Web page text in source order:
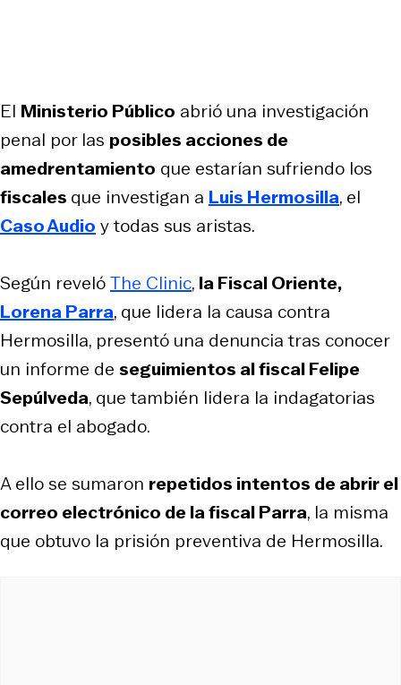
El Ministerio Público abrió una investigación
penal por las posibles acciones de
amedrentamiento que estarían sufriendo los
fiscales que investigan a Luis Hermosilla, el
Caso Audio y todas sus aristas.
Según revelóThe Clinic, la Fiscal Oriente,
Lorena Parra, que lidera la causa contra
Hermosilla, presentó una denuncia tras conocer
un informe de seguimientos al fiscal Felipe
Sepúlveda, que también lidera la indagatorias
contra el abogado.
A ello se sumaron repetidos intentos de abrir el
correo electrónico de la fiscal Parra, la misma
que obtuvo la prisión preventiva de Hermosilla.